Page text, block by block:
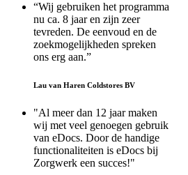
“Wij gebruiken het programma
nu ca. 8 jaar en zijn zeer
tevreden. De eenvoud en de
zoekmogelijkheden spreken
ons erg aan.”
Lau van Haren Coldstores BV
"Al meer dan 12 jaar maken
wij met veel genoegen gebruik
van eDocs. Door de handige
functionaliteiten is eDocs bij
Zorgwerk een succes!"